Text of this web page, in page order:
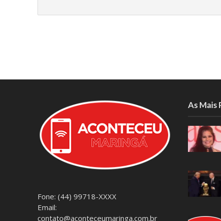
Fone: (44) 99718-XXXX
Email:
contato@aconteceumaringa.com.br
As Mais